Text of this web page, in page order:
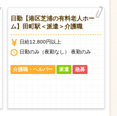
日勤【港区芝浦の有料老人ホー
ム】田町駅＜派遣＞介護職
日給12,800円以上
日勤のみ（夜勤なし） 夜勤のみ
介護職・ヘルパー 派遣 急募